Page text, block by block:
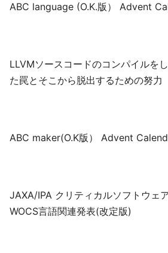
ABC language (O.K.版） Advent
LLVMソースコードのコンパイルを
た罠とそこから脱出するための努力
ABC maker(O.K版） Advent
JAXA/IPA クリティカルソフトウェ
WOCS言語関連発表(改定版)